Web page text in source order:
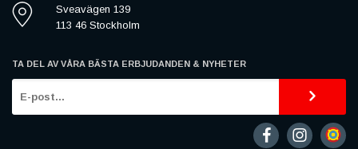
Sveavägen 139
113 46 Stockholm
TA DEL AV VÅRA BÄSTA ERBJUDANDEN & NYHETER